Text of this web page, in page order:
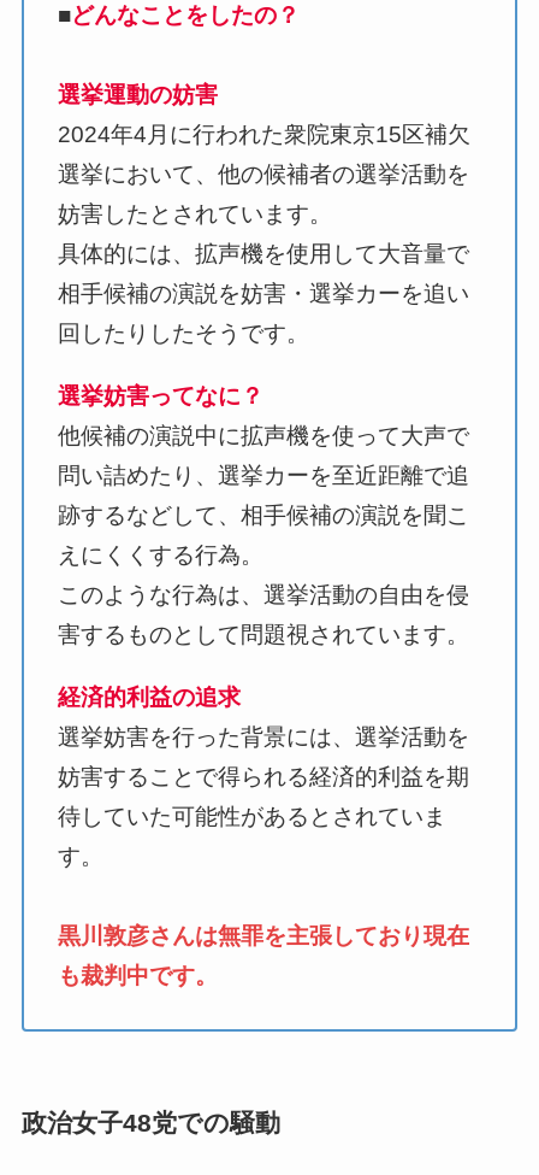
■どんなことをしたの？
選挙運動の妨害
2024年4月に行われた衆院東京15区補欠
選挙において、他の候補者の選挙活動を
妨害したとされています。
具体的には、拡声機を使用して大音量で
相手候補の演説を妨害・選挙カーを追い
回したりしたそうです。
選挙妨害ってなに？
他候補の演説中に拡声機を使って大声で
問い詰めたり、選挙カーを至近距離で追
跡するなどして、相手候補の演説を聞こ
えにくくする行為。
このような行為は、選挙活動の自由を侵
害するものとして問題視されています。
経済的利益の追求
選挙妨害を行った背景には、選挙活動を
妨害することで得られる経済的利益を期
待していた可能性があるとされていま
す。
黒川敦彦さんは無罪を主張しており現在
も裁判中です。
政治女子48党での騒動